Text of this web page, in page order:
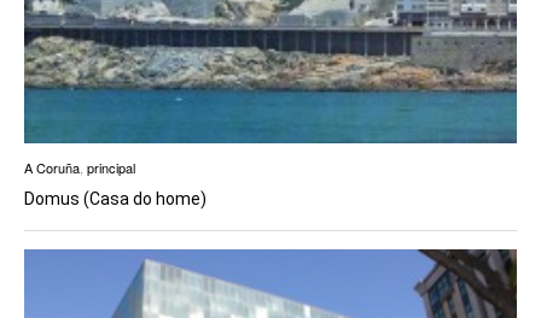
A Coruña principal
Domus (Casa do home)